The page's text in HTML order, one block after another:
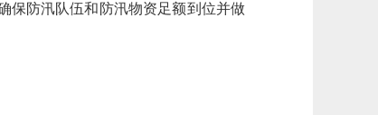
防汛队伍和防汛物资足额到位并做